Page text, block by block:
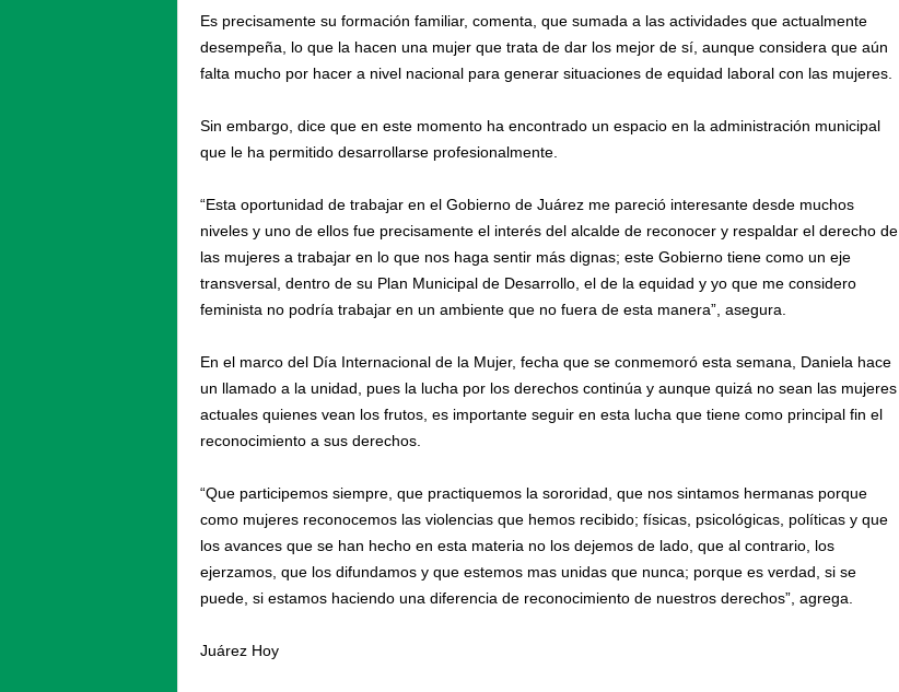
Es precisamente su formación familiar, comenta, que sumada a las actividades que actualmente
desempeña, lo que la hacen una mujer que trata de dar los mejor de sí, aunque considera que aún
falta mucho por hacer a nivel nacional para generar situaciones de equidad laboral con las mujeres.
Sin embargo, dice que en este momento ha encontrado un espacio en la administración municipal
que le ha permitido desarrollarse profesionalmente.
“Esta oportunidad de trabajar en el Gobierno de Juárez me pareció interesante desde muchos
niveles y uno de ellos fue precisamente el interés del alcalde de reconocer y respaldar el derecho de
las mujeres a trabajar en lo que nos haga sentir más dignas; este Gobierno tiene como un eje
transversal, dentro de su Plan Municipal de Desarrollo, el de la equidad y yo que me considero
feminista no podría trabajar en un ambiente que no fuera de esta manera”, asegura.
En el marco del Día Internacional de la Mujer, fecha que se conmemoró esta semana, Daniela hace
un llamado a la unidad, pues la lucha por los derechos continúa y aunque quizá no sean las mujeres
actuales quienes vean los frutos, es importante seguir en esta lucha que tiene como principal fin el
reconocimiento a sus derechos.
“Que participemos siempre, que practiquemos la sororidad, que nos sintamos hermanas porque
como mujeres reconocemos las violencias que hemos recibido; físicas, psicológicas, políticas y que
los avances que se han hecho en esta materia no los dejemos de lado, que al contrario, los
ejerzamos, que los difundamos y que estemos mas unidas que nunca; porque es verdad, si se
puede, si estamos haciendo una diferencia de reconocimiento de nuestros derechos”, agrega.
Juárez Hoy